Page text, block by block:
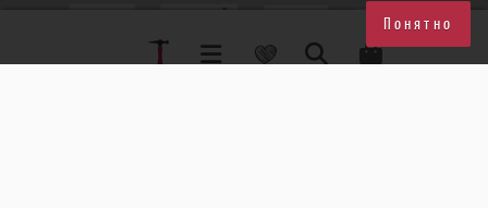
Понятно
КРУЖЕВО
ЖЕЛТЫЙ+ФИОЛЕТОВЫЙ БЕЖЕВЫЙ КВАРЦ РУТИЛ